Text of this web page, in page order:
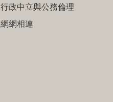
行政中立與公務倫理
網網相連